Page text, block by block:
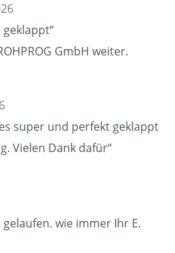
geklappt“
GmbH weiter.
super und perfekt geklappt
Vielen Dank dafür“
gelaufen. wie immer Ihr E.